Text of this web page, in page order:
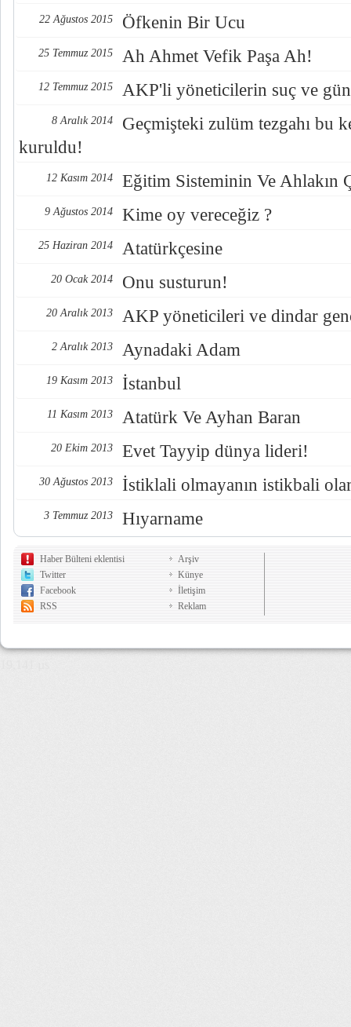
22 Ağustos 2015 Öfkenin Bir Ucu
25 Temmuz 2015 Ah Ahmet Vefik Paşa Ah!
12 Temmuz 2015 AKP'li yöneticilerin suç ve
8 Aralık 2014
Geçmişteki zulüm tezgahı bu
kuruldu!
12 Kasım 2014 Eğitim Sisteminin Ve Ahlakın
9 Ağustos 2014 Kime oy vereceğiz ?
25 Haziran 2014 Atatürkçesine
20 Ocak 2014 Onu susturun!
20 Aralık 2013 AKP yöneticileri ve dindar
2 Aralık 2013 Aynadaki Adam
19 Kasım 2013 İstanbul
11 Kasım 2013 Atatürk Ve Ayhan Baran
20 Ekim 2013 Evet Tayyip dünya lideri!
30 Ağustos 2013 İstiklali olmayanın istikbali
3 Temmuz 2013 Hıyarname
Haber Bülteni eklentisi
Twitter
Facebook
RSS
Arşiv
Künye
İletişim
Reklam